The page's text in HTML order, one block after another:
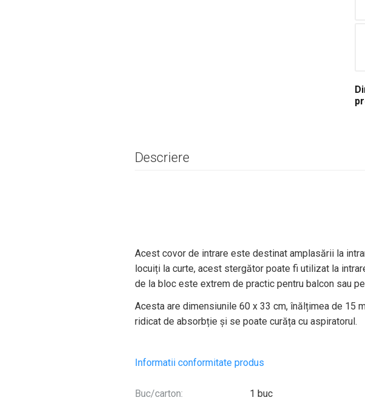
Descriere
Acest covor de intrare este destinat amplasării la
locuiți la curte, acest stergător poate fi utilizat la
de la bloc este extrem de practic pentru balcon sau
Acesta are dimensiunile 60 x 33 cm, înălțimea de 15
ridicat de absorbție și se poate curăța cu aspiratorul.
Informatii conformitate produs
Buc/carton:
1 buc